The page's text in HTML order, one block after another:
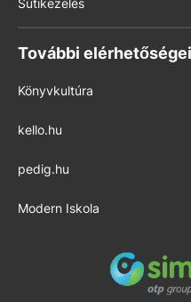
Sütikezelés
További
Könyvkultúra
kello.hu
pedig.hu
Modern Iskola